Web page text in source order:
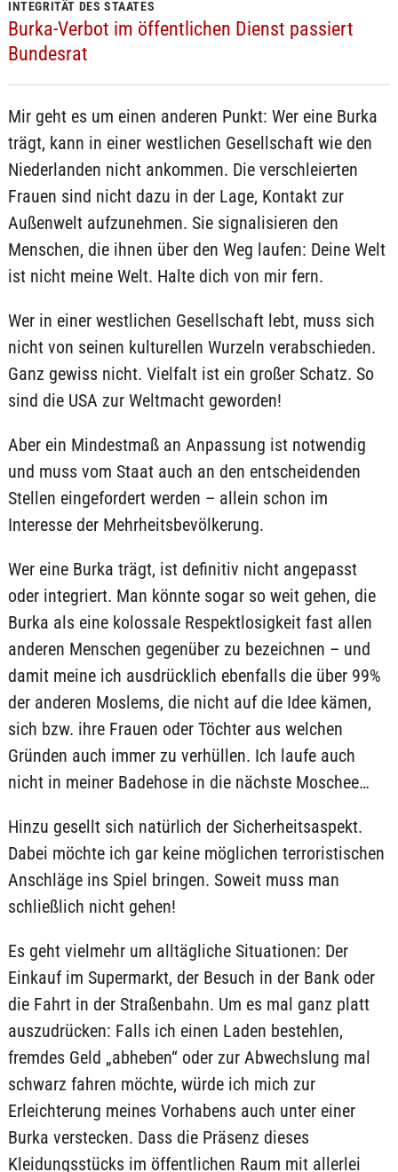
INTEGRITÄT DES STAATES
Burka-Verbot im öffentlichen Dienst passiert
Bundesrat
Mir geht es um einen anderen Punkt: Wer eine Burka
trägt, kann in einer westlichen Gesellschaft wie den
Niederlanden nicht ankommen. Die verschleierten
Frauen sind nicht dazu in der Lage, Kontakt zur
Außenwelt aufzunehmen. Sie signalisieren den
Menschen, die ihnen über den Weg laufen: Deine Welt
ist nicht meine Welt. Halte dich von mir fern.
Wer in einer westlichen Gesellschaft lebt, muss sich
nicht von seinen kulturellen Wurzeln verabschieden.
Ganz gewiss nicht. Vielfalt ist ein großer Schatz. So
sind die USA zur Weltmacht geworden!
Aber ein Mindestmaß an Anpassung ist notwendig
und muss vom Staat auch an den entscheidenden
Stellen eingefordert werden – allein schon im
Interesse der Mehrheitsbevölkerung.
Wer eine Burka trägt, ist definitiv nicht angepasst
oder integriert. Man könnte sogar so weit gehen, die
Burka als eine kolossale Respektlosigkeit fast allen
anderen Menschen gegenüber zu bezeichnen – und
damit meine ich ausdrücklich ebenfalls die über 99%
der anderen Moslems, die nicht auf die Idee kämen,
sich bzw. ihre Frauen oder Töchter aus welchen
Gründen auch immer zu verhüllen. Ich laufe auch
nicht in meiner Badehose in die nächste Moschee…
Hinzu gesellt sich natürlich der Sicherheitsaspekt.
Dabei möchte ich gar keine möglichen terroristischen
Anschläge ins Spiel bringen. Soweit muss man
schließlich nicht gehen!
Es geht vielmehr um alltägliche Situationen: Der
Einkauf im Supermarkt, der Besuch in der Bank oder
die Fahrt in der Straßenbahn. Um es mal ganz platt
auszudrücken: Falls ich einen Laden bestehlen,
fremdes Geld „abheben“ oder zur Abwechslung mal
schwarz fahren möchte, würde ich mich zur
Erleichterung meines Vorhabens auch unter einer
Burka verstecken. Dass die Präsenz dieses
Kleidungsstücks im öffentlichen Raum mit allerlei